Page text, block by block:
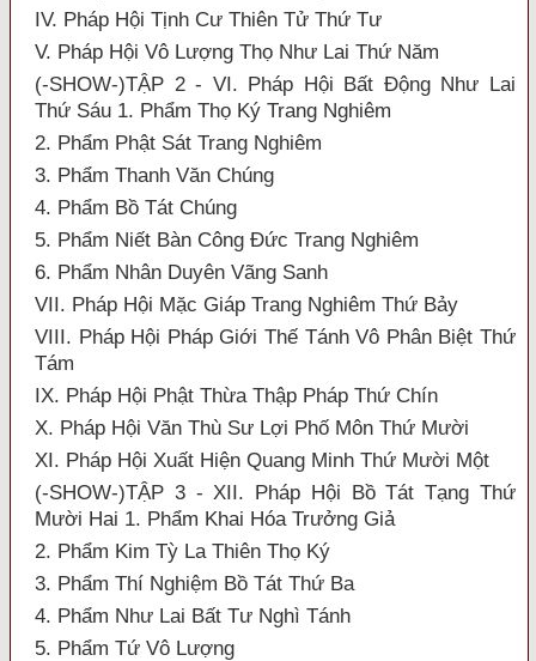
IV. Pháp Hội Tịnh Cư Thiên Tử Thứ Tư
V. Pháp Hội Vô Lượng Thọ Như Lai Thứ Năm
(-SHOW-)TẬP 2 - VI. Pháp Hội Bất Động Như Lai
Thứ Sáu 1. Phẩm Thọ Ký Trang Nghiêm
2. Phẩm Phật Sát Trang Nghiêm
3. Phẩm Thanh Văn Chúng
4. Phẩm Bồ Tát Chúng
5. Phẩm Niết Bàn Công Đức Trang Nghiêm
6. Phẩm Nhân Duyên Vãng Sanh
VII. Pháp Hội Mặc Giáp Trang Nghiêm Thứ Bảy
VIII. Pháp Hội Pháp Giới Thế Tánh Vô Phân Biệt Thứ
Tám
IX. Pháp Hội Phật Thừa Thập Pháp Thứ Chín
X. Pháp Hội Văn Thù Sư Lợi Phố Môn Thứ Mười
XI. Pháp Hội Xuất Hiện Quang Minh Thứ Mười Một
(-SHOW-)TẬP 3 - XII. Pháp Hội Bồ Tát Tạng Thứ
Mười Hai 1. Phẩm Khai Hóa Trưởng Giả
2. Phẩm Kim Tỳ La Thiên Thọ Ký
3. Phẩm Thí Nghiệm Bồ Tát Thứ Ba
4. Phẩm Như Lai Bất Tư Nghì Tánh
5. Phẩm Tứ Vô Lượng